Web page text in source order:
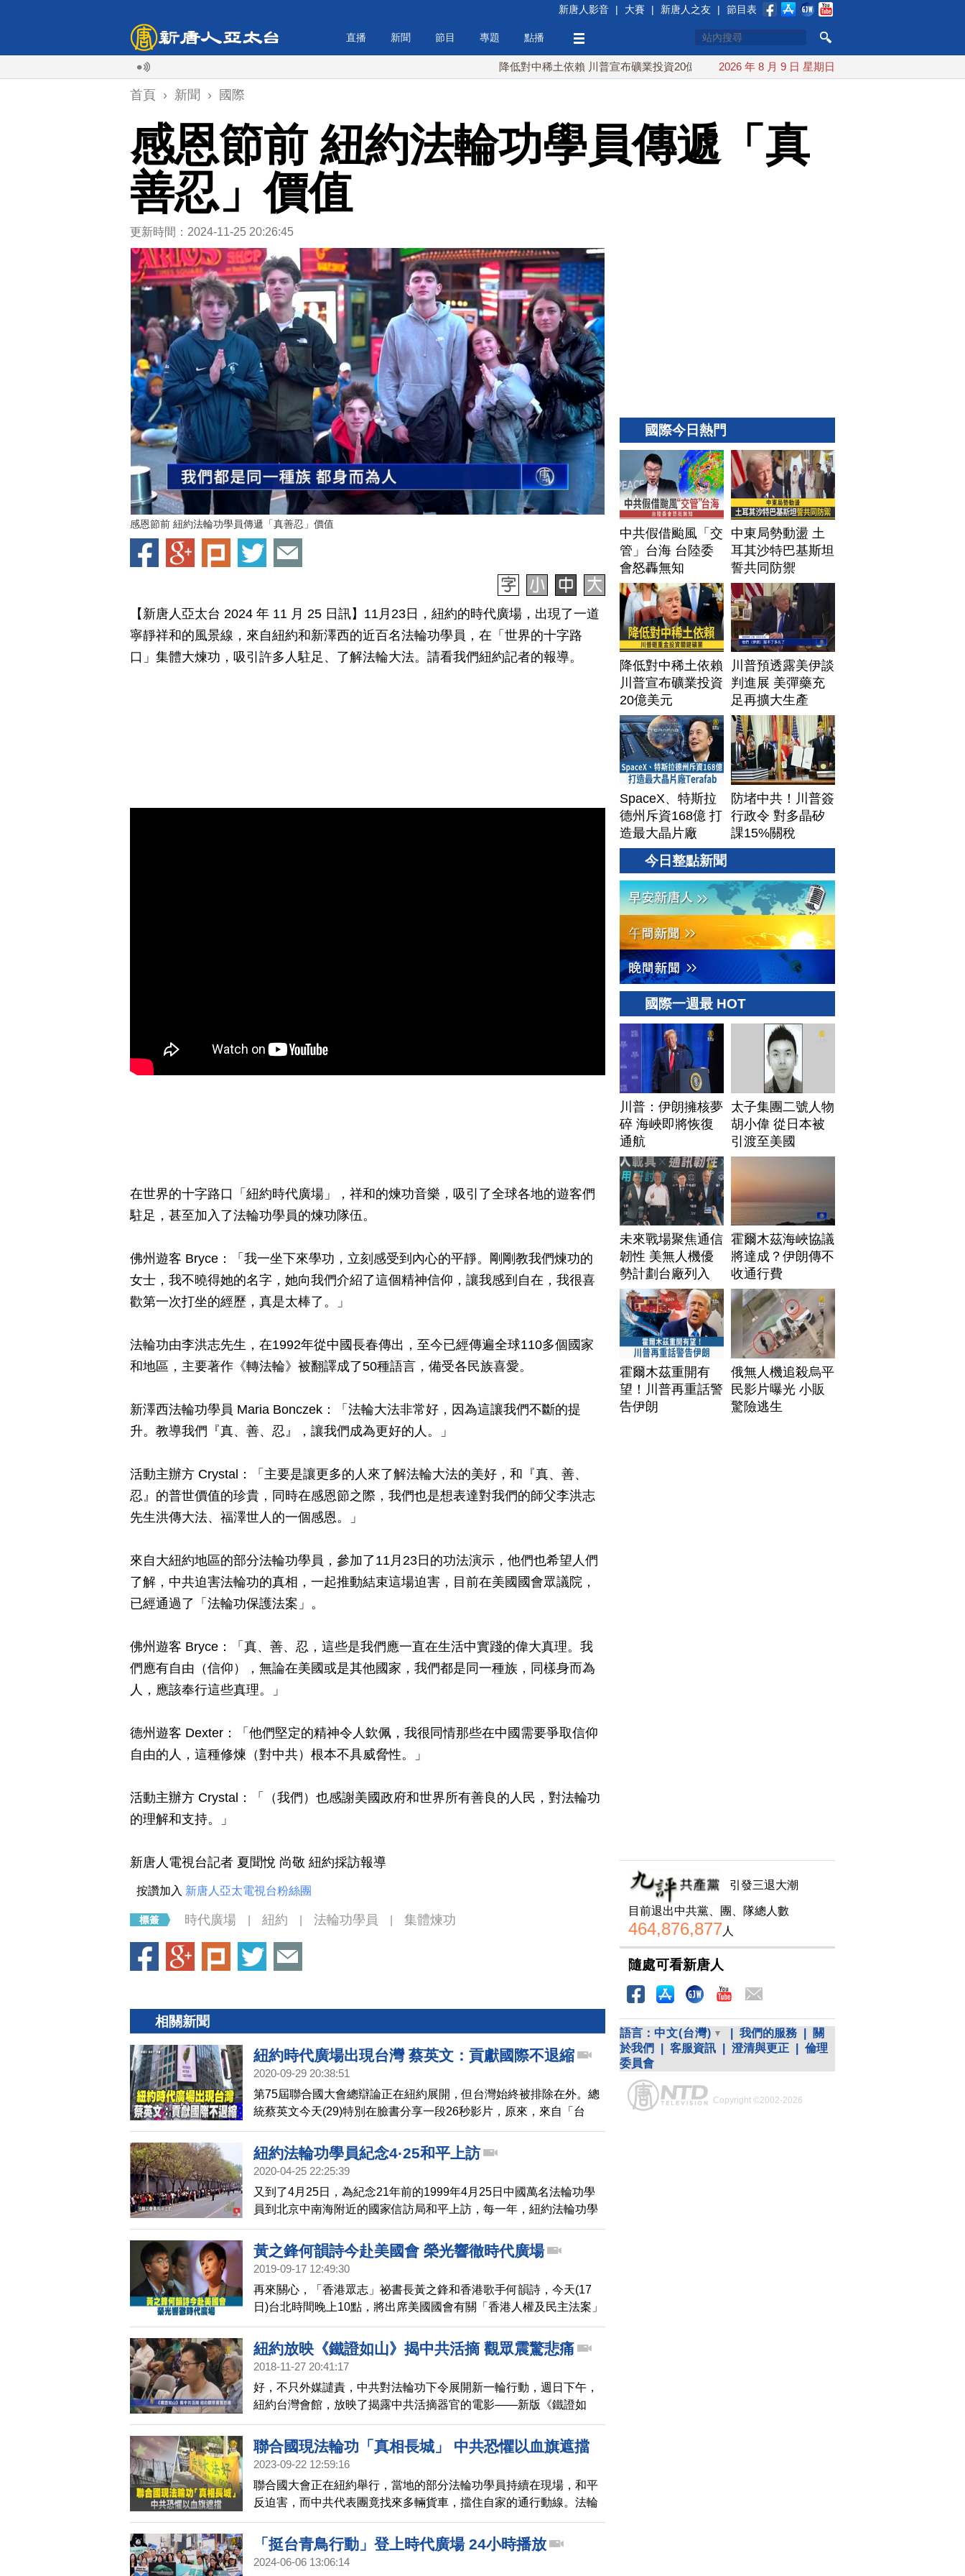
新唐人影音 | 大賽 | 新唐人之友 | 節目表
直播 新聞 節目 專題 點播
降低對中稀土依賴 川普宣布礦業投資20億美元 中東局勢動盪 土耳其沙特巴基斯坦誓共同防禦
2026 年 8 月 9 日 星期日
首頁 › 新聞 › 國際
感恩節前 紐約法輪功學員傳遞「真
善忍」價值
更新時間：2024-11-25 20:26:45
感恩節前 紐約法輪功學員傳遞「真善忍」價值
【新唐人亞太台 2024 年 11 月 25 日訊】11月23日，紐約的時代廣場，出現了一道
寧靜祥和的風景線，來自紐約和新澤西的近百名法輪功學員，在「世界的十字路
口」集體大煉功，吸引許多人駐足、了解法輪大法。請看我們紐約記者的報導。
在世界的十字路口「紐約時代廣場」，祥和的煉功音樂，吸引了全球各地的遊客們
駐足，甚至加入了法輪功學員的煉功隊伍。
佛州遊客 Bryce：「我一坐下來學功，立刻感受到內心的平靜。剛剛教我們煉功的
女士，我不曉得她的名字，她向我們介紹了這個精神信仰，讓我感到自在，我很喜
歡第一次打坐的經歷，真是太棒了。」
法輪功由李洪志先生，在1992年從中國長春傳出，至今已經傳遍全球110多個國家
和地區，主要著作《轉法輪》被翻譯成了50種語言，備受各民族喜愛。
新澤西法輪功學員 Maria Bonczek：「法輪大法非常好，因為這讓我們不斷的提
升。教導我們『真、善、忍』，讓我們成為更好的人。」
活動主辦方 Crystal：「主要是讓更多的人來了解法輪大法的美好，和『真、善、
忍』的普世價值的珍貴，同時在感恩節之際，我們也是想表達對我們的師父李洪志
先生洪傳大法、福澤世人的一個感恩。」
來自大紐約地區的部分法輪功學員，參加了11月23日的功法演示，他們也希望人們
了解，中共迫害法輪功的真相，一起推動結束這場迫害，目前在美國國會眾議院，
已經通過了「法輪功保護法案」。
佛州遊客 Bryce：「真、善、忍，這些是我們應一直在生活中實踐的偉大真理。我
們應有自由（信仰），無論在美國或是其他國家，我們都是同一種族，同樣身而為
人，應該奉行這些真理。」
德州遊客 Dexter：「他們堅定的精神令人欽佩，我很同情那些在中國需要爭取信仰
自由的人，這種修煉（對中共）根本不具威脅性。」
活動主辦方 Crystal：「（我們）也感謝美國政府和世界所有善良的人民，對法輪功
的理解和支持。」
新唐人電視台記者 夏聞悅 尚敬 紐約採訪報導
按讚加入 新唐人亞太電視台粉絲團
時代廣場 紐約 法輪功學員 集體煉功
相關新聞
紐約時代廣場出現台灣 蔡英文：貢獻國際不退縮
2020-09-29 20:38:51
第75屆聯合國大會總辯論正在紐約展開，但台灣始終被排除在外。總
統蔡英文今天(29)特別在臉書分享一段26秒影片，原來，來自「台
灣」的廣告出現在紐約時代廣場上，蔡英文表示，這支影片是在向全
世界表達，在聯合國永續發展目標的過程中，台灣幫得上忙，也願意
幫忙 。蔡英文也不忘感謝友邦大力聲援台灣。她強調，參與國際組
不會退縮！」
紐約法輪功學員紀念4·25和平上訪
2020-04-25 22:25:39
又到了4月25日，為紀念21年前的1999年4月25日中國萬名法輪功學
員到北京中南海附近的國家信訪局和平上訪，每一年，紐約法輪功學
員均舉行一年一度的紀念活動，只是今年的活動有點特別。
黃之鋒何韻詩今赴美國會 榮光響徹時代廣場
2019-09-17 12:49:30
再來關心，「香港眾志」祕書長黃之鋒和香港歌手何韻詩，今天(17
日)台北時間晚上10點，將出席美國國會有關「香港人權及民主法案」
聽證會。新唐人將為您同步中文口譯直播，而黃之鋒更早前在紐約著
名地標時代廣場，與眾人齊唱「願榮光歸香港」。
紐約放映《鐵證如山》揭中共活摘 觀眾震驚悲痛
2018-11-27 20:41:17
好，不只外媒譴責，中共對法輪功下令展開新一輪行動，週日下午，
紐約台灣會館，放映了揭露中共活摘器官的電影——新版《鐵證如
山》，現場吸引上百觀眾，他們看完影片後，都感到悲痛，對中共的
暴行感到震驚。
聯合國現法輪功「真相長城」 中共恐懼以血旗遮擋
2023-09-22 12:59:16
聯合國大會正在紐約舉行，當地的部分法輪功學員持續在現場，和平
反迫害，而中共代表團竟找來多輛貨車，擋住自家的通行動線。法輪
功學員指出，全球已經有4億1900萬華人，退出中共的黨、團、隊，
呼籲更多中國民眾，認清真相。
「挺台青鳥行動」登上時代廣場 24小時播放
2024-06-06 13:06:14
國際今日熱門
中共假借颱風「交
管」台海 台陸委
會怒轟無知
中東局勢動盪 土
耳其沙特巴基斯坦
誓共同防禦
降低對中稀土依賴
川普宣布礦業投資
20億美元
川普預透露美伊談
判進展 美彈藥充
足再擴大生產
SpaceX、特斯拉
德州斥資168億 打
造最大晶片廠
Terafab
防堵中共！川普簽
行政令 對多晶矽
課15%關稅
今日整點新聞
國際一週最 HOT
川普：伊朗擁核夢
碎 海峽即將恢復
通航
太子集團二號人物
胡小偉 從日本被
引渡至美國
未來戰場聚焦通信
韌性 美無人機優
勢計劃台廠列入
霍爾木茲海峽協議
將達成？伊朗傳不
收通行費
霍爾木茲重開有
望！川普再重話警
告伊朗
俄無人機追殺烏平
民影片曝光 小販
驚險逃生
引發三退大潮
目前退出中共黨、團、隊總人數
464,876,877人
隨處可看新唐人
語言： 中文(台灣) 我們的服務
關
於我們
客服資訊 澄清與更正
倫理
委員會
Copyright ©2002-2026